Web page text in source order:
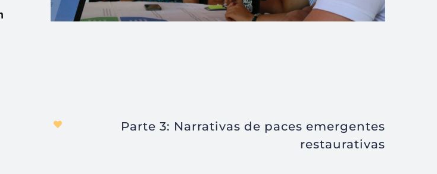
Parte 3: Narrativas de paces emergentes
restaurativas